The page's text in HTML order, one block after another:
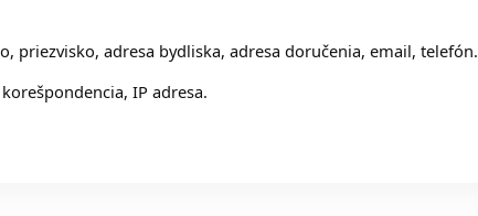
priezvisko, adresa bydliska, adresa doručenia, email, telefón.
IP adresa.